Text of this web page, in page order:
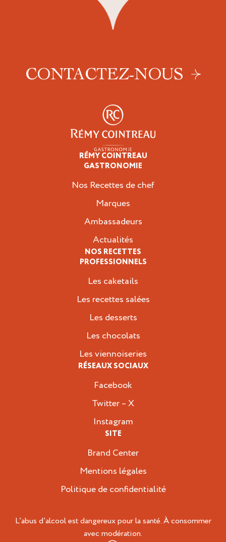
CONTACTEZ-NOUS
RÉMY COINTREAU
GASTRONOMIE
Nos Recettes de chef
Marques
Ambassadeurs
Actualités
NOS RECETTES
PROFESSIONNELS
Les caketails
Les recettes salées
Les desserts
Les chocolats
Les viennoiseries
RÉSEAUX SOCIAUX
Facebook
Twitter – X
Instagram
SITE
Brand Center
Mentions légales
Politique de confidentialité
L’abus d’alcool est dangereux pour la santé. À consommer
avec modération.